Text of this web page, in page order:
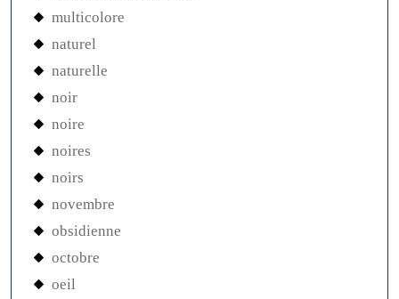
multicolore
naturel
naturelle
noir
noire
noires
noirs
novembre
obsidienne
octobre
oeil